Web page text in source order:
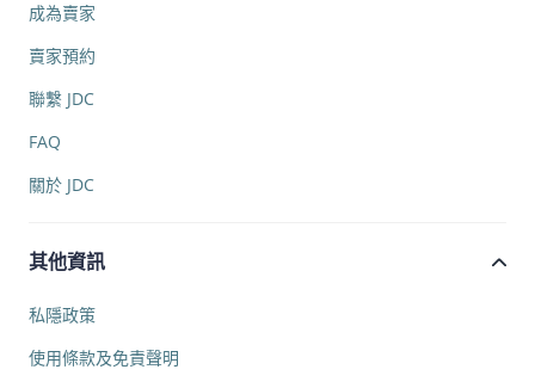
成為賣家
賣家預約
聯繫 JDC
FAQ
關於 JDC
其他資訊
私隱政策
使用條款及免責聲明